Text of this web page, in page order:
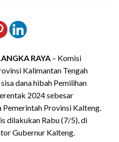
RAYA – Komisi
Kalimantan Tengah
dana hibah Pemilihan
2024 sebesar
Provinsi Kalteng.
dilakukan Rabu (7/5), di
Gubernur Kalteng.